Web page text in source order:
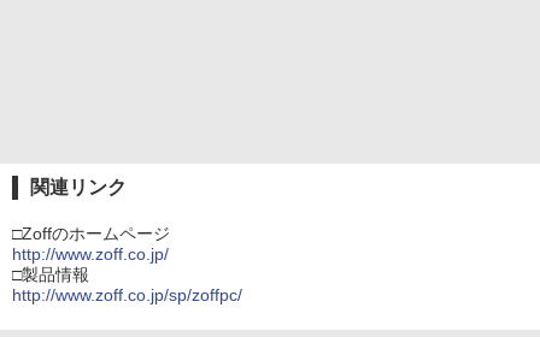
関連リンク
□Zoffのホームページ
http://www.zoff.co.jp/
□製品情報
http://www.zoff.co.jp/sp/zoffpc/